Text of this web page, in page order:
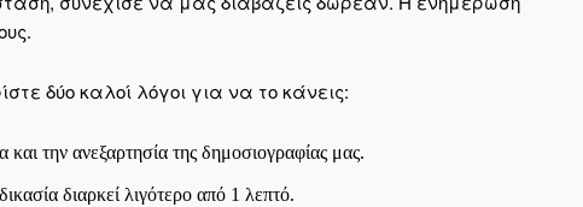
δύο καλοί λόγοι για να το κάνεις:
την ανεξαρτησία της δημοσιογραφίας μας.
διαρκεί λιγότερο από 1 λεπτό.